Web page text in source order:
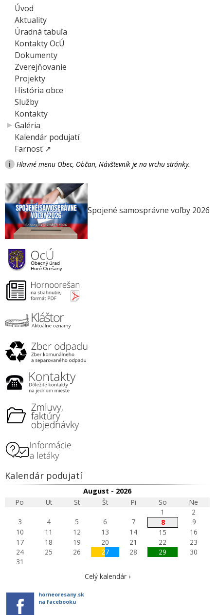
Úvod
Aktuality
Úradná tabuľa
Kontakty OcÚ
Dokumenty
Zverejňovanie
Projekty
História obce
Služby
Kontakty
Galéria
Kalendár podujatí
Farnosť ↗
i Hlavné menu Obec, Občan, Návštevník je na vrchu stránky.
Spojené samosprávne voľby 2026
Kalendár podujatí
August - 2026
Po
Ut St Št Pi So
Ne
1
2
3
4 5 6 7 8
9
10
11 12 13 14 15
16
17
18 19 20 21 22
23
24
25 26 27 28 29
30
31
Celý kalendár ›
horneoresany.sk
na facebooku